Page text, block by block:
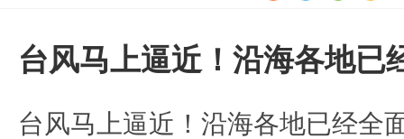
台风马上逼近！沿海各地已
台风马上逼近！沿海各地已经全